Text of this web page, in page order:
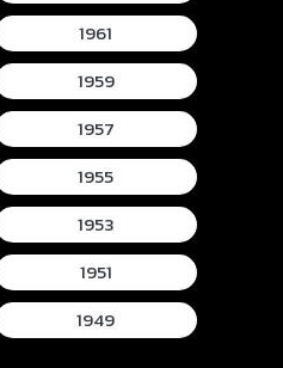
1961
1959
1957
1955
1953
1951
1949